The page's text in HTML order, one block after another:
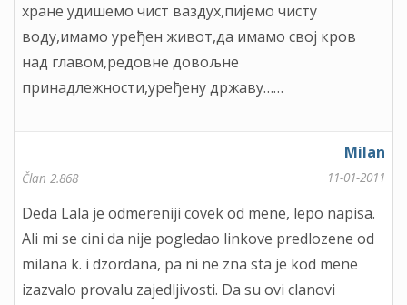
хране удишемо чист ваздух,пијемо чисту
воду,имамо уређен живот,да имамо свој кров
над главом,редовне довољне
принадлежности,уређену државу……
Milan
Član 2.868 11-01-2011
Deda Lala je odmereniji covek od mene, lepo napisa.
Ali mi se cini da nije pogledao linkove predlozene od
milana k. i dzordana, pa ni ne zna sta je kod mene
izazvalo provalu zajedljivosti. Da su ovi clanovi